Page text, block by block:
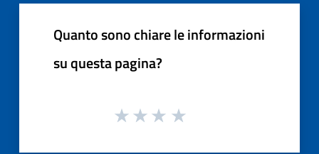
Quanto sono chiare le informazioni
su questa pagina?